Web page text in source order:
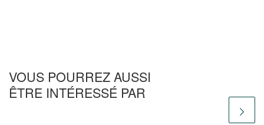
VOUS POURREZ AUSSI
ÊTRE INTÉRESSÉ PAR